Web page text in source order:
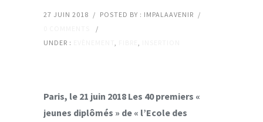
27 JUIN 2018 / POSTED BY : IMPALAAVENIR /
/
UNDER :
Paris, le 21 juin 2018 Les 40 premiers «
jeunes diplômés » de « l’Ecole des